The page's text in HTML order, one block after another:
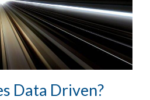
Data Driven?